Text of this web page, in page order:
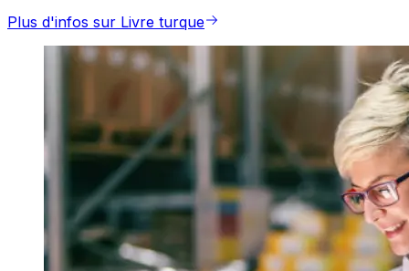
Plus d'infos sur Livre turque